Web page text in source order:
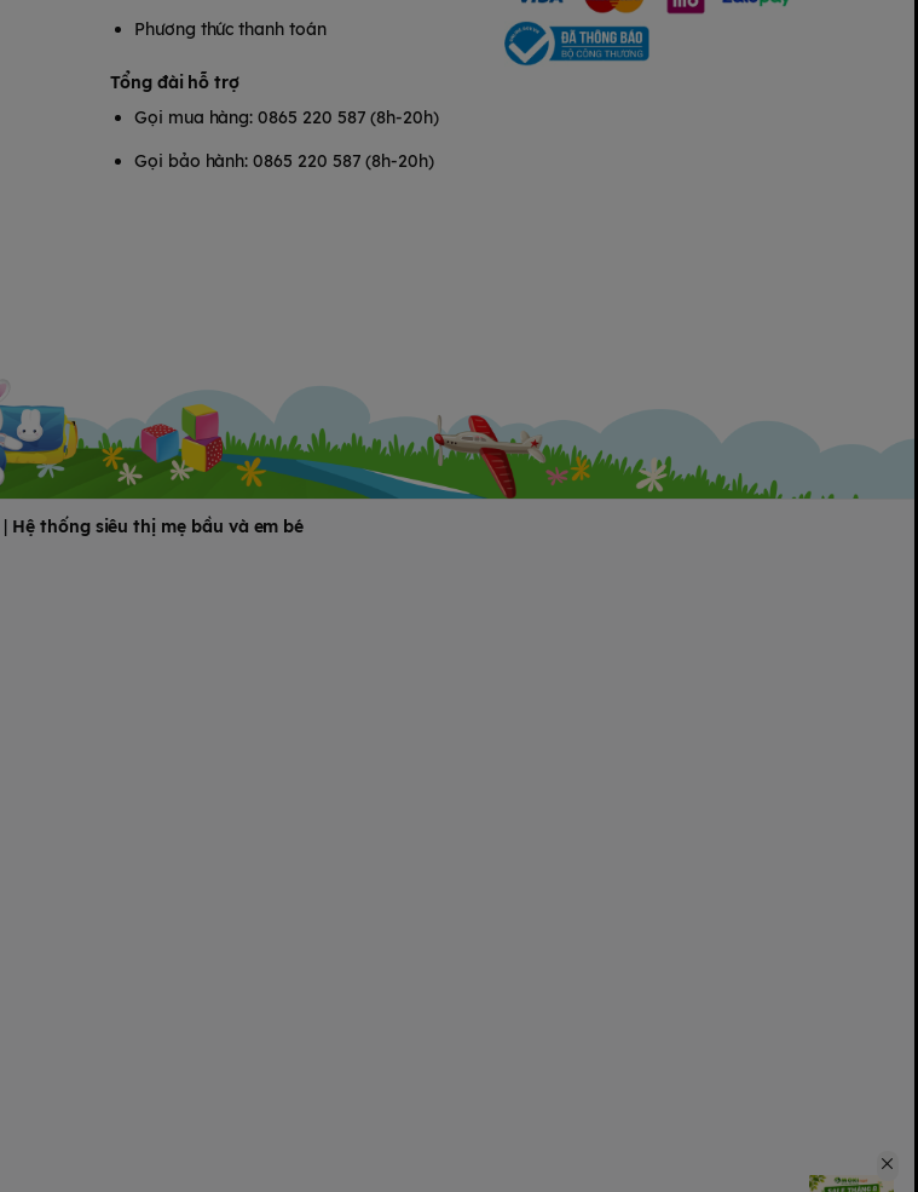
Phương thức thanh toán
Tổng đài hỗ trợ
Gọi mua hàng: 0865 220 587 (8h-20h)
Gọi bảo hành: 0865 220 587 (8h-20h)
| Hệ thống siêu thị mẹ bầu và em bé